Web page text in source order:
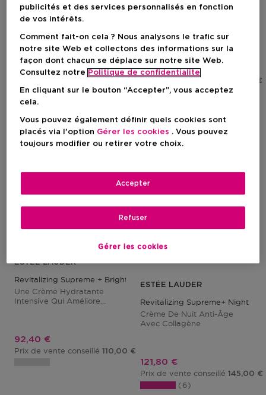
Revitalizing Supreme+ Night Power Bounce Crème Refill
Crème De Nuit Anti-Âge
Prix promotionnel
99,96 €
Prix de vente conseillé
Revitalizing Supreme + Bright
L'apparence De La Peau En
7 Dimensions.
Prix promotionnel
113,40 €
Prix de vente conseillé 135,00 €
-16%
ESTÉE LAUDER
Revitalizing Supreme + Bright Power Soft Cream Refill
Une Crème Hydratante
Intensive Qui Améliore
Prix promotionnel
92,40 €
Prix de vente conseillé 110,00 €
-16%
ESTÉE LAUDER
Revitalizing Supreme+ Night
Crème De Nuit Anti-Âge
Avec Collagène
Prix promotionnel
121,80 €
Prix de vente conseillé 145,00 €
6
publicités et des services personnalisés en fonction
de vos intérêts.
Comment fait-on cela ? Nous analysons le trafic sur
notre site Web et collectons des informations sur la
façon dont chacun se déplace sur notre site Web.
Consultez notre Politique de confidentialite
En cliquant sur le bouton “Accepter”, vous acceptez
cela.
Vous pouvez également définir quels cookies sont
placés via l'option Gérer les cookies . Vous pouvez
toujours modifier ou retirer votre choix.
Gérer les cookies
Refuser
Accepter